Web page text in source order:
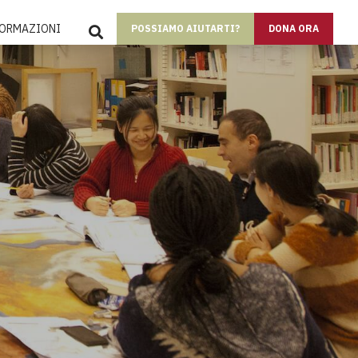
POSSIAMO AIUTARTI? DONA ORA